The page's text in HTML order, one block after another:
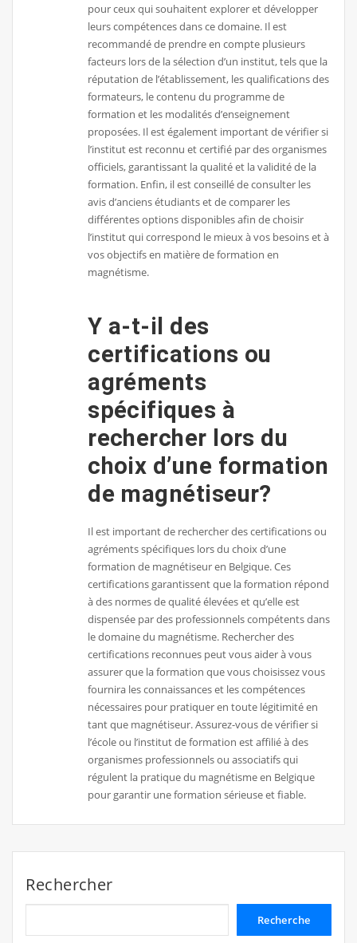
pour ceux qui souhaitent explorer et développer
leurs compétences dans ce domaine. Il est
recommandé de prendre en compte plusieurs
facteurs lors de la sélection d’un institut, tels que la
réputation de l’établissement, les qualifications des
formateurs, le contenu du programme de
formation et les modalités d’enseignement
proposées. Il est également important de vérifier si
l’institut est reconnu et certifié par des organismes
officiels, garantissant la qualité et la validité de la
formation. Enfin, il est conseillé de consulter les
avis d’anciens étudiants et de comparer les
différentes options disponibles afin de choisir
l’institut qui correspond le mieux à vos besoins et à
vos objectifs en matière de formation en
magnétisme.
Y a-t-il des
certifications ou
agréments
spécifiques à
rechercher lors du
choix d’une formation
de magnétiseur?
Il est important de rechercher des certifications ou
agréments spécifiques lors du choix d’une
formation de magnétiseur en Belgique. Ces
certifications garantissent que la formation répond
à des normes de qualité élevées et qu’elle est
dispensée par des professionnels compétents dans
le domaine du magnétisme. Rechercher des
certifications reconnues peut vous aider à vous
assurer que la formation que vous choisissez vous
fournira les connaissances et les compétences
nécessaires pour pratiquer en toute légitimité en
tant que magnétiseur. Assurez-vous de vérifier si
l’école ou l’institut de formation est affilié à des
organismes professionnels ou associatifs qui
régulent la pratique du magnétisme en Belgique
pour garantir une formation sérieuse et fiable.
Rechercher
Recherche